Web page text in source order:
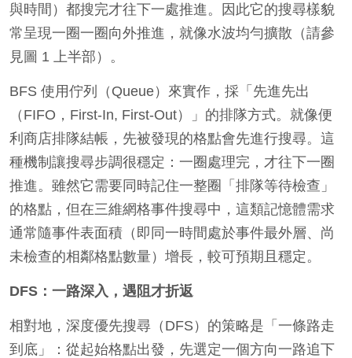
與時間）都搜完才往下一處推進。因此它的搜尋樣貌
常呈現一圈一圈向外推進，就像水波均勻擴散（請參
見圖 1 上半部）。
BFS 使用佇列（Queue）來實作，採「先進先出
（FIFO，First-In, First-Out）」的排隊方式。就像便
利商店排隊結帳，先被發現的格點會先進行搜尋。這
種機制讓搜尋步調很穩定：一圈處理完，才往下一圈
推進。雖然它需要同時記住一整圈「排隊等待檢查」
的格點，但在三維網格事件搜尋中，這類記憶體需求
通常隨事件表面積（即同一時間處於事件最外層、尚
未檢查的相鄰格點數量）增長，較可預期且穩定。
DFS：一路深入，遇阻才折返
相對地，深度優先搜尋（DFS）的策略是「一條路走
到底」：從起始格點出發，先選定一個方向一路追下